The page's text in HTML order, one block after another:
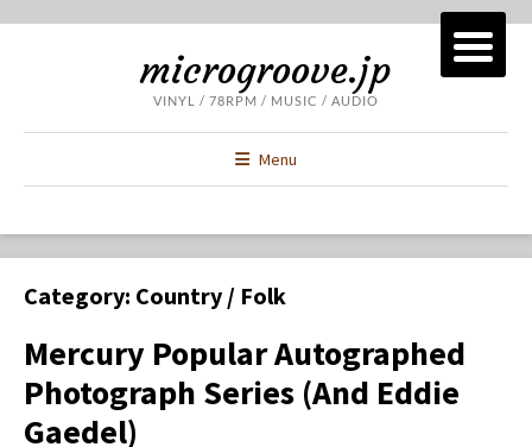
microgroove.jp
VINYL / 78RPM / MUSIC / AUDIO
Menu
Category: Country / Folk
Mercury Popular Autographed
Photograph Series (and Eddie
Gaedel)